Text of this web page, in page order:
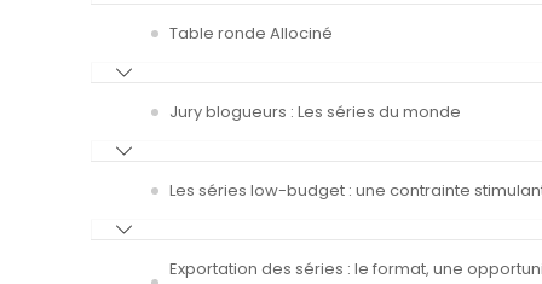
Table ronde Allociné
Jury blogueurs : Les séries du monde
Les séries low-budget : une contrainte
Exportation des séries : le format, une